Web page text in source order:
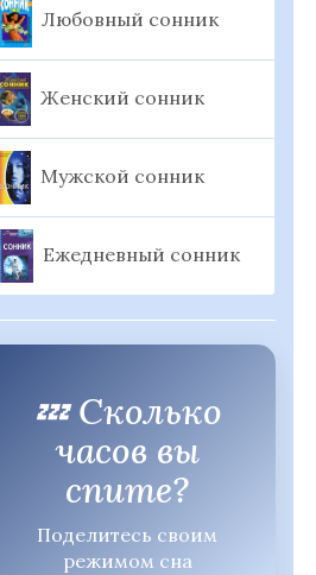
Любовный сонник
Женский сонник
Мужской сонник
Ежедневный сонник
💤 Сколько
часов вы
спите?
Поделитесь своим
режимом сна